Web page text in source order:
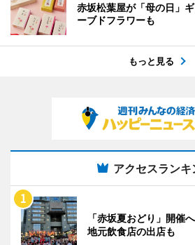
赤坂松葉屋が「母の日」
ーブドフラワーも
もっと見る
アクセスランキ
「赤坂夏おどり」開催
地元飲食店の出店も